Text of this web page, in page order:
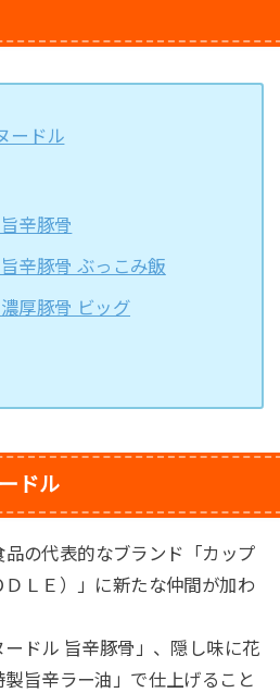
ードル
辛豚骨
辛豚骨 ぶっこみ飯
厚豚骨 ビッグ
ドル
の代表的なブランド「カップ
ＤＬＥ）」に新たな仲間が加わ
ドル 旨辛豚骨」、隠し味に花
旨辛ラー油」で仕上げること